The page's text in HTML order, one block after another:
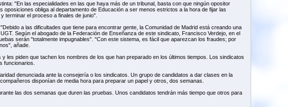
"En las especialidades en las que haya más de un tribunal, basta con que ningún opositor
obliga al departamento de Educación a ser menos estrictos a la hora de fijar las
terminar el proceso a finales de junio".
a las dificultades que tiene para encontrar gente, la Comunidad de Madrid está creando una
Según el abogado de la Federación de Enseñanza de este sindicato, Francisco Verdejo, en el
serán "totalmente impugnables". "Con este sistema, es fácil que aparezcan los fraudes; por
añade.
piden que tachen los nombres de los que han preparado en los últimos tiempos. Los sindicatos
funcionarios.
denunciada ante la consejería o los sindicatos. Un grupo de candidatos a dar clases en la
disponían de media hora para preparar un papel y otros, dos semanas.
las dos semanas que duren las pruebas. Unos candidatos tendrán más tiempo que otros para